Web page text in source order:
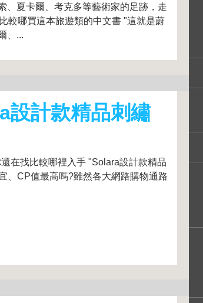
、夏卡爾、考克多等藝術家的足跡，走
較哪買這本旅遊類的中文書 "這就是蔚
、...
設計款精品刺繡
在找比較哪裡入手 "Solara設計款精品
、CP值最高嗎?雖然各大網路購物通路